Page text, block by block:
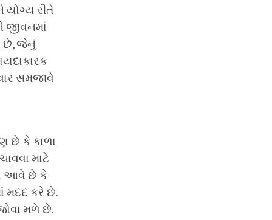
રીતે
જીવનમાં
છે, જેનું
સમજાવે
છે કે કાળા
માટે
આવે છે કે
મદદ કરે છે.
મળે છે.